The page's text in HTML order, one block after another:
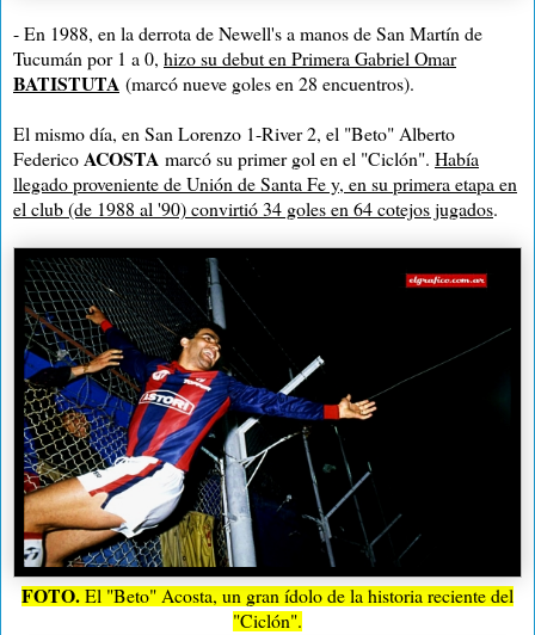
- En 1988, en la derrota de Newell's a manos de San Martín de
Tucumán por 1 a 0, hizo su debut en Primera Gabriel Omar
BATISTUTA (marcó nueve goles en 28 encuentros).
El mismo día, en San Lorenzo 1-River 2, el "Beto" Alberto
FedericoACOSTA marcó su primer gol en el "Ciclón". Había
llegado proveniente de Unión de Santa Fe y, en su primera etapa en
el club (de 1988 al '90) convirtió 34 goles en 64 cotejos jugados.
FOTO.El "Beto" Acosta, un gran ídolo de la historia reciente del
"Ciclón".